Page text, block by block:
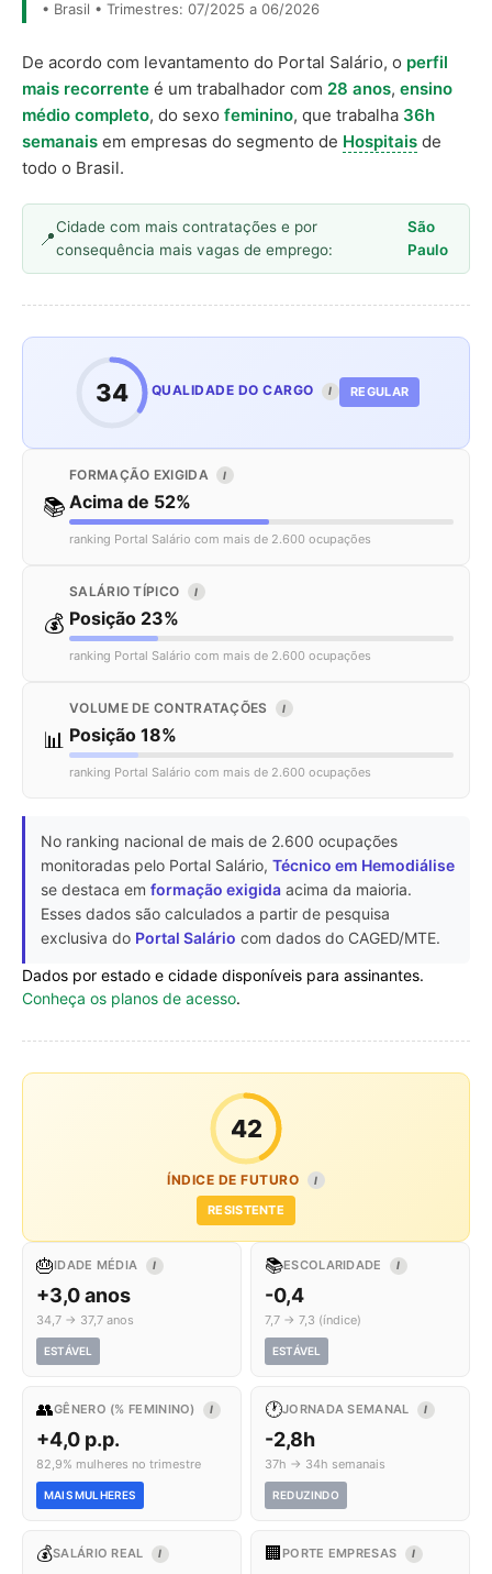
• Brasil • Trimestres: 07/2025 a 06/2026
De acordo com levantamento do Portal Salário, o perfil
mais recorrente é um trabalhador com 28 anos, ensino
médio completo, do sexo feminino, que trabalha 36h
semanais em empresas do segmento de Hospitais de
todo o Brasil.
Cidade com mais contratações e por
consequência mais vagas de emprego:
São
Paulo
34 QUALIDADE DO CARGO I REGULAR
📚
FORMAÇÃO EXIGIDA I
Acima de 52%
ranking Portal Salário com mais de 2.600 ocupações
💰
SALÁRIO TÍPICO I
Posição 23%
ranking Portal Salário com mais de 2.600 ocupações
📊
VOLUME DE CONTRATAÇÕES I
Posição 18%
ranking Portal Salário com mais de 2.600 ocupações
No ranking nacional de mais de 2.600 ocupações
monitoradas pelo Portal Salário, Técnico em Hemodiálise
se destaca em formação exigida acima da maioria.
Esses dados são calculados a partir de pesquisa
exclusiva do Portal Salário com dados do CAGED/MTE.
Dados por estado e cidade disponíveis para assinantes.
Conheça os planos de acesso.
42
ÍNDICE DE FUTURO I
RESISTENTE
🎂IDADE MÉDIA I
+3,0 anos
34,7 → 37,7 anos
ESTÁVEL
📚ESCOLARIDADE I
-0,4
7,7 → 7,3 (índice)
ESTÁVEL
👥GÊNERO (% FEMININO) I
+4,0 p.p.
82,9% mulheres no trimestre
MAIS MULHERES
🕐JORNADA SEMANAL I
-2,8h
37h → 34h semanais
REDUZINDO
💰SALÁRIO REAL I 🏢 PORTE EMPRESAS I